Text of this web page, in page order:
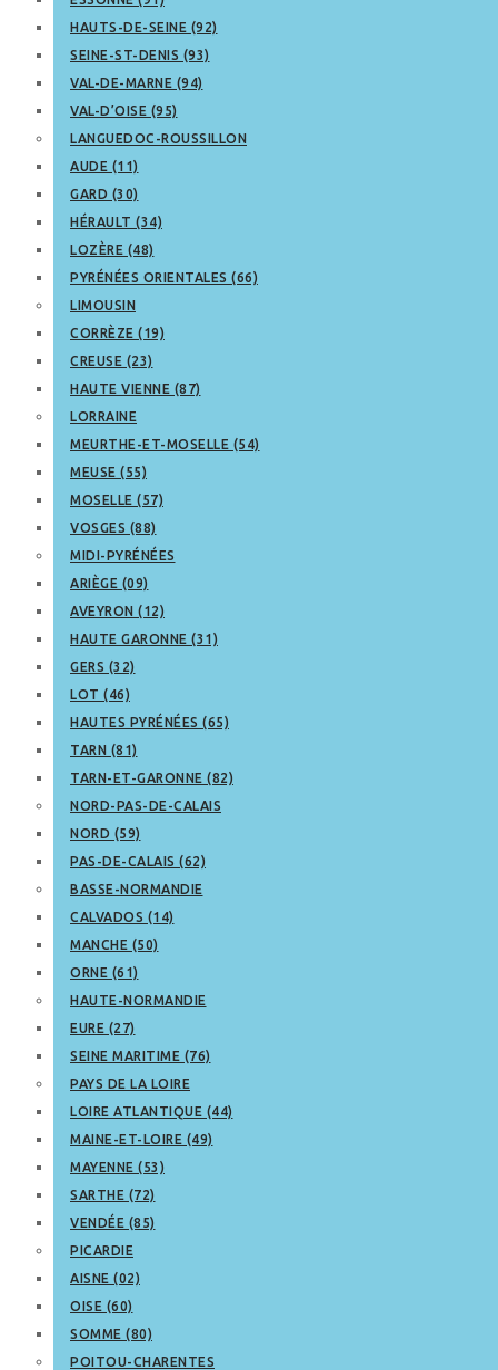
HAUTS-DE-SEINE (92)
SEINE-ST-DENIS (93)
VAL-DE-MARNE (94)
VAL-D’OISE (95)
LANGUEDOC-ROUSSILLON
AUDE (11)
GARD (30)
HÉRAULT (34)
LOZÈRE (48)
PYRÉNÉES ORIENTALES (66)
LIMOUSIN
CORRÈZE (19)
CREUSE (23)
HAUTE VIENNE (87)
LORRAINE
MEURTHE-ET-MOSELLE (54)
MEUSE (55)
MOSELLE (57)
VOSGES (88)
MIDI-PYRÉNÉES
ARIÈGE (09)
AVEYRON (12)
HAUTE GARONNE (31)
GERS (32)
LOT (46)
HAUTES PYRÉNÉES (65)
TARN (81)
TARN-ET-GARONNE (82)
NORD-PAS-DE-CALAIS
NORD (59)
PAS-DE-CALAIS (62)
BASSE-NORMANDIE
CALVADOS (14)
MANCHE (50)
ORNE (61)
HAUTE-NORMANDIE
EURE (27)
SEINE MARITIME (76)
PAYS DE LA LOIRE
LOIRE ATLANTIQUE (44)
MAINE-ET-LOIRE (49)
MAYENNE (53)
SARTHE (72)
VENDÉE (85)
PICARDIE
AISNE (02)
OISE (60)
SOMME (80)
POITOU-CHARENTES